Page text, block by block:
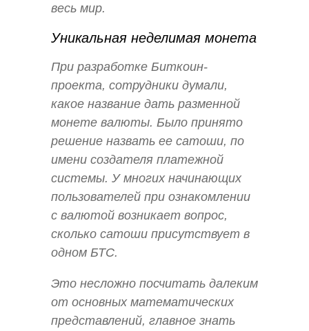
весь мир.
Уникальная неделимая монета
При разработке Биткоин-
проекта, сотрудники думали,
какое название дать разменной
монете валюты. Было принято
решение назвать ее сатоши, по
имени создателя платежной
системы. У многих начинающих
пользователей при ознакомлении
с валютой возникает вопрос,
сколько сатоши присутствует в
одном БТС.
Это несложно посчитать далеким
от основных математических
представлений, главное знать